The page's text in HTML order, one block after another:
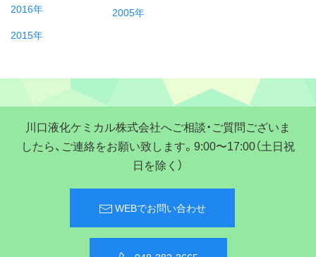
2016年
2015年
2005年
川口液化ケミカル株式会社へご相談・ご質問ございま
したら、ご連絡をお願い致します。9:00〜17:00（土日祝
日を除く）
WEBでお問い合わせ